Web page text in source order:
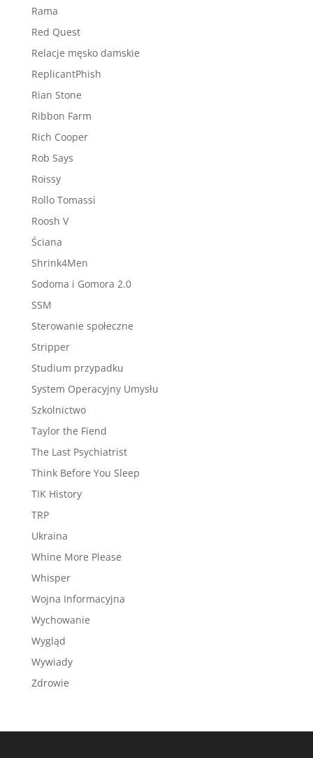
Rama
Red Quest
Relacje męsko damskie
ReplicantPhish
Rian Stone
Ribbon Farm
Rich Cooper
Rob Says
Roissy
Rollo Tomassi
Roosh V
Ściana
Shrink4Men
Sodoma i Gomora 2.0
SSM
Sterowanie społeczne
Stripper
Studium przypadku
System Operacyjny Umysłu
Szkolnictwo
Taylor the Fiend
The Last Psychiatrist
Think Before You Sleep
TIK History
TRP
Ukraina
Whine More Please
Whisper
Wojna Informacyjna
Wychowanie
Wygląd
Wywiady
Zdrowie